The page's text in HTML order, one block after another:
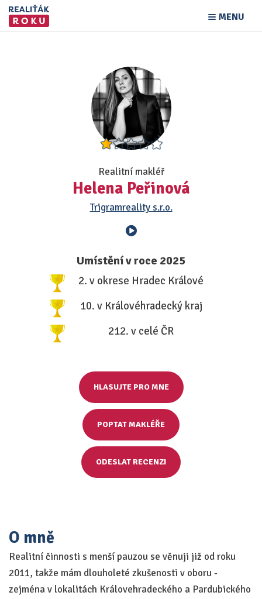
MENU
Realitní makléř
Helena Peřinová
Trigramreality s.r.o.
Umístění v roce 2025
2. v okrese Hradec Králové
10. v Královéhradecký kraj
212. v celé ČR
HLASUJTE PRO MNE
POPTAT MAKLÉŘE
ODESLAT RECENZI
O mně
Realitní činnosti s menší pauzou se věnuji již od roku
2011, takže mám dlouholeté zkušenosti v oboru -
zejména v lokalitách Královehradeckého a Pardubického